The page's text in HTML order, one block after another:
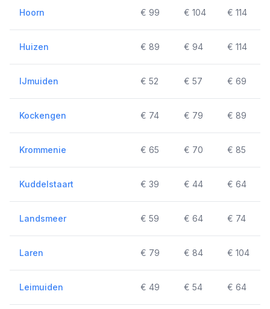
Hoorn € 99 € 104 € 114
Huizen € 89 € 94 € 114
IJmuiden € 52 € 57 € 69
Kockengen € 74 € 79 € 89
Krommenie € 65 € 70 € 85
Kuddelstaart € 39 € 44 € 64
Landsmeer € 59 € 64 € 74
Laren € 79 € 84 € 104
Leimuiden € 49 € 54 € 64